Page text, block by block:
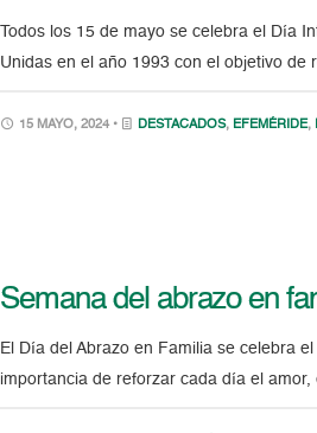
Todos los 15 de mayo se celebra el Día
Unidas en el año 1993 con el objetivo de
15 MAYO, 2024 • DESTACADOS, EFEMÉRIDE,
Semana del abrazo en
El Día del Abrazo en Familia se celebra
importancia de reforzar cada día el